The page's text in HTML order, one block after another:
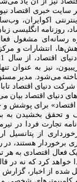
خبری اقتصاد
اکوایران،
روزنامه انگلیسی
رسانه‌ای مشغول
انتشارات و
نیز به عنوان
می‌شود. مدیر
دنیای اقتصاد
دنیای اقتصاد بیان
اقتصاد» برای
و تحقق بخشیدن به
از پتانسیل
برخوردار هستند، در
اقتصادی به هر
خواهد کرد که نه در
شده از اخبار، گزارش
کامپیوترهای شخصی